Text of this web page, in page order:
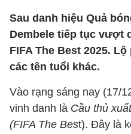
Sau danh hiệu Quả
Dembele tiếp tục vượt
FIFA The Best 2025.
các tên tuổi khác.
Vào rạng sáng nay (17/
vinh danh là Cầu thủ
(FIFA The Best). Đây là